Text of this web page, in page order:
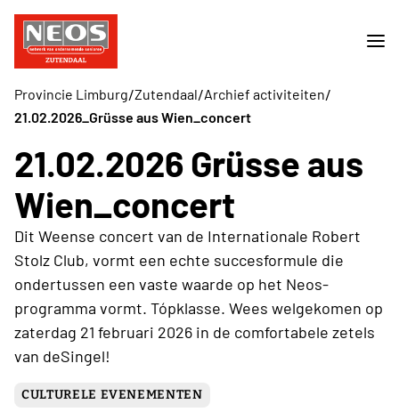
Provincie Limburg/Zutendaal/Archief activiteiten/
21.02.2026_Grüsse aus Wien_concert
21.02.2026 Grüsse aus
Wien_concert
Dit Weense concert van de Internationale Robert
Stolz Club, vormt een echte succesformule die
ondertussen een vaste waarde op het Neos-
programma vormt. Tópklasse. Wees welgekomen op
zaterdag 21 februari 2026 in de comfortabele zetels
van deSingel!
CULTURELE EVENEMENTEN